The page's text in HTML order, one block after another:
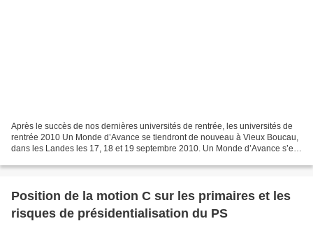
Après le succès de nos dernières universités de rentrée, les universités de
rentrée 2010 Un Monde d’Avance se tiendront de nouveau à Vieux Boucau,
dans les Landes les 17, 18 et 19 septembre 2010. Un Monde d’Avance s’est
Position de la motion C sur les primaires et les
risques de présidentialisation du PS